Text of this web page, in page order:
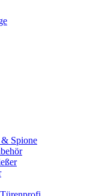
& Spione